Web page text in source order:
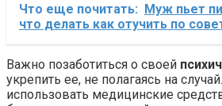
Что еще почитать: Муж пьет
что делать как отучить по
Важно позаботиться о своей
укрепить ее, не полагаясь на
использовать медицинские